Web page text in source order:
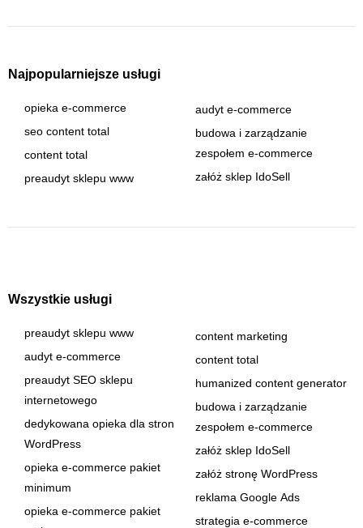
Najpopularniejsze usługi
opieka e-commerce
seo content total
content total
preaudyt sklepu www
audyt e-commerce
budowa i zarządzanie
zespołem e-commerce
załóż sklep IdoSell
Wszystkie usługi
preaudyt sklepu www
audyt e-commerce
preaudyt SEO sklepu
internetowego
dedykowana opieka dla stron
WordPress
opieka e-commerce pakiet
minimum
opieka e-commerce pakiet
content marketing
content total
humanized content generator
budowa i zarządzanie
zespołem e-commerce
załóż sklep IdoSell
załóż stronę WordPress
reklama Google Ads
strategia e-commerce